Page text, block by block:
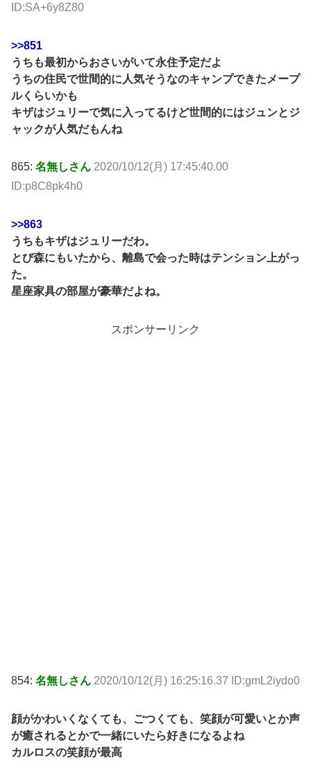
ID:SA+6y8Z80
>>851
うちも最初からおさいがいて永住予定だよ
うちの住民で世間的に人気そうなのキャンプできたメープ
ルくらいかも
キザはジュリーで気に入ってるけど世間的にはジュンとジ
ャックが人気だもんね
865: 名無しさん 2020/10/12(月) 17:45:40.00
ID:p8C8pk4h0
>>863
うちもキザはジュリーだわ。
とび森にもいたから、離島で会った時はテンション上がっ
た。
星座家具の部屋が豪華だよね。
スポンサーリンク
854: 名無しさん 2020/10/12(月) 16:25:16.37 ID:gmL2iydo0
顔がかわいくなくても、ごつくても、笑顔が可愛いとか声
が癒されるとかで一緒にいたら好きになるよね
カルロスの笑顔が最高